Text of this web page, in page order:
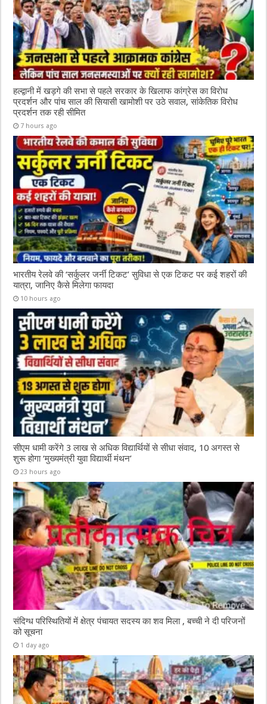
हल्द्वानी में खड़गे की सभा से पहले सरकार के खिलाफ कांग्रेस का विरोध
प्रदर्शन और पांच साल की सियासी खामोशी पर उठे सवाल, सांकेतिक विरोध
प्रदर्शन तक रही सीमित
7 hours ago
भारतीय रेलवे की ‘सर्कुलर जर्नी टिकट’ सुविधा से एक टिकट पर कई शहरों की
यात्रा, जानिए कैसे मिलेगा फायदा
10 hours ago
सीएम धामी करेंगे 3 लाख से अधिक विद्यार्थियों से सीधा संवाद, 10 अगस्त से
शुरू होगा ‘मुख्यमंत्री युवा विद्यार्थी मंथन’
23 hours ago
संदिग्ध परिस्थितियों में क्षेत्र पंचायत सदस्य का शव मिला , बच्ची ने दी परिजनों
को सूचना
1 day ago